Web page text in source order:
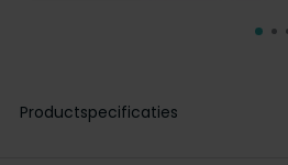
Productspecificaties